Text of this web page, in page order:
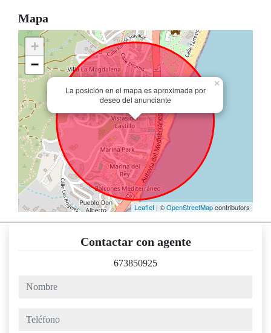
Mapa
La posición en el mapa es aproximada por
deseo del anunciante
×
+
−
Leaflet | ©OpenStreetMapcontributors
Contactar con agente
673850925
nombre
teléfono